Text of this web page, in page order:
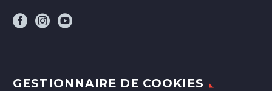
GESTIONNAIRE DE COOKIES